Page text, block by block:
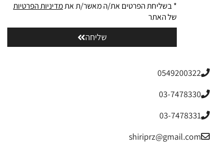
* בשליחת הפרטים את/ה מאשר/ת אתמדיניות הפרטיות
של האתר
שליחה
0549200322
03-7478330
03-7478331
shiriprz@gmail.com